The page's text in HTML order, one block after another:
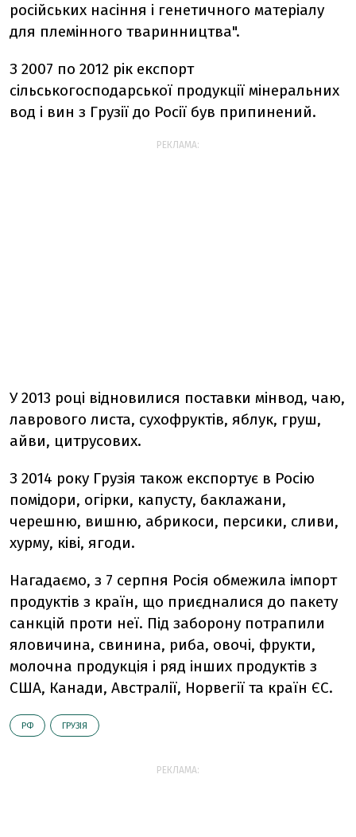
російських насіння і генетичного матеріалу
для племінного тваринництва".
З 2007 по 2012 рік експорт
сільськогосподарської продукції мінеральних
вод і вин з Грузії до Росії був припинений.
РЕКЛАМА:
У 2013 році відновилися поставки мінвод, чаю,
лаврового листа, сухофруктів, яблук, груш,
айви, цитрусових.
З 2014 року Грузія також експортує в Росію
помідори, огірки, капусту, баклажани,
черешню, вишню, абрикоси, персики, сливи,
хурму, ківі, ягоди.
Нагадаємо, з 7 серпня Росія обмежила імпорт
продуктів з країн, що приєдналися до пакету
санкцій проти неї. Під заборону потрапили
яловичина, свинина, риба, овочі, фрукти,
молочна продукція і ряд інших продуктів з
США, Канади, Австралії, Норвегії та країн ЄС.
РФ ГРУЗІЯ
РЕКЛАМА: